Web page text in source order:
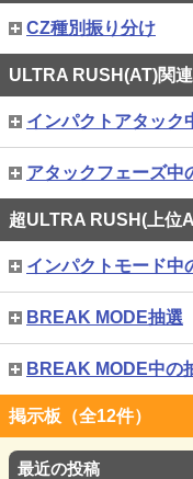
CZ種別振り分け
ULTRA RUSH(AT)関連
インパクトアタック
アタックフェーズ中
超ULTRA RUSH(上位
インパクトモード中
BREAK MODE抽選
BREAK MODE中の
掲示板（全12件）
最近の投稿